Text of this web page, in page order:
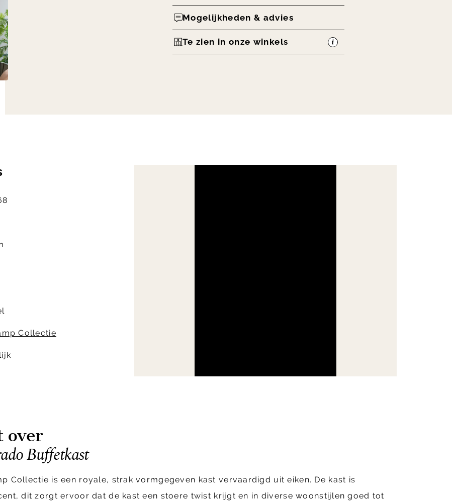
Mogelijkheden & advies
Te zien in onze winkels
Collectie
over
Buffetkast
Collectie is een royale, strak vormgegeven kast vervaardigd uit eiken. De kast is
dit zorgt ervoor dat de kast een stoere twist krijgt en in diverse woonstijlen goed tot